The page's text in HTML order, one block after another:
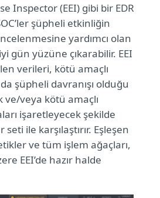
Inspector (EEI) gibi bir EDR
şüpheli etkinliğin
yardımcı olan
gün yüzüne çıkarabilir. EEI
verileri, kötü amaçlı
şüpheli davranışı olduğu
ve/veya kötü amaçlı
işaretleyecek şekilde
ile karşılaştırır. Eşleşen
ve tüm işlem ağaçları,
EEI’de hazır halde